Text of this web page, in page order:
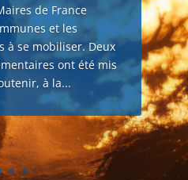
de France
et les
à se mobiliser. Deux
ont été mis
à la...